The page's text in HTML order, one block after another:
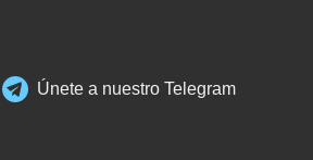
Únete a nuestro Telegram